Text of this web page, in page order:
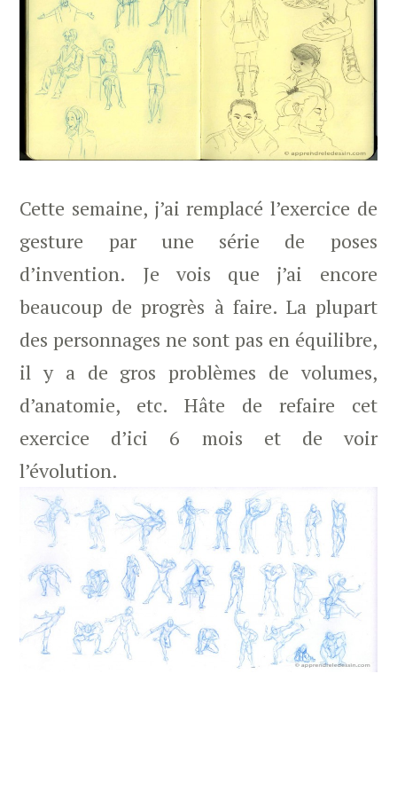
Cette semaine, j’ai remplacé l’exercice de
gesture par une série de poses
d’invention. Je vois que j’ai encore
beaucoup de progrès à faire. La plupart
des personnages ne sont pas en équilibre,
il y a de gros problèmes de volumes,
d’anatomie, etc. Hâte de refaire cet
exercice d’ici 6 mois et de voir
l’évolution.